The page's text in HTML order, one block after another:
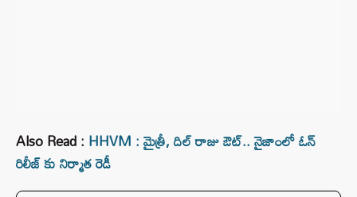
Also Read : HHVM : మైత్రీ, దిల్ రాజు ఔట్.. నైజాంలో ఓన్
రిలీజ్ కు నిర్మాత రెడీ